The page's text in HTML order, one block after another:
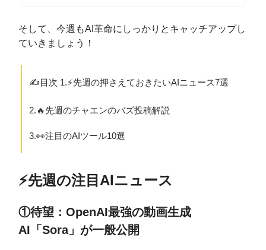
そして、今週もAI革命にしっかりとキャッチアップし
ていきましょう！
✍️目次 1.⚡️先週の押さえておきたいAIニュース7選
2.🔥先週のチャエンのバズ投稿解説
3.👀注目のAIツール10選
⚡️先週の注目AIニュース
①待望：OpenAI最強の動画生成
AI「Sora」が一般公開